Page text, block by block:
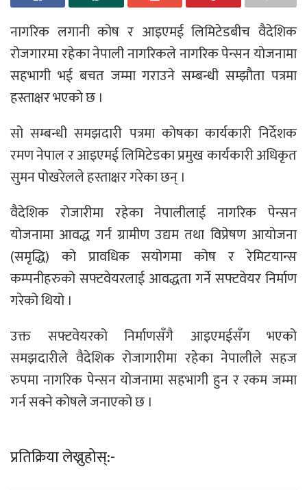
नागरिक लगानी कोष र आइएमई लिमिटेडबीच वैदेशिक
रोजगारमा रहेका नेपाली नागरिकले नागरिक पेन्सन योजनामा
सहभागी भई बचत जम्मा गराउने सम्बन्धी सम्झौता पत्रमा
हस्ताक्षर भएको छ ।
सो सम्बन्धी समझदारी पत्रमा कोषका कार्यकारी निर्देशक
रमण नेपाल र आइएमई लिमिटेडका प्रमुख कार्यकारी अधिकृत
सुमन पोखरेलले हस्ताक्षर गरेका छन् ।
वैदेशिक रोजारीमा रहेका नेपालीलाई नागरिक पेन्सन
योजनामा आवद्ध गर्न ग्रामीण उद्यम तथा विप्रेषण आयोजना
(समृद्धि) को प्रावधिक सयोगमा कोष र रेमिटयान्स
कम्पनीहरुको सफ्टवेयरलाई आवद्धता गर्ने सफ्टवेयर निर्माण
गरेको थियो ।
उक्त सफ्टवेयरको निर्माणसँगै आइएमईसँग भएको
समझदारीले वैदेशिक रोजागारीमा रहेका नेपालीले सहज
रुपमा नागरिक पेन्सन योजनामा सहभागी हुन र रकम जम्मा
गर्न सक्ने कोषले जनाएको छ ।
प्रतिक्रिया लेख्नुहोस्:-